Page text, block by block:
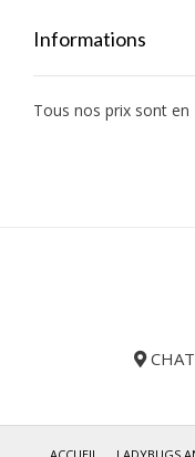
Informations
Tous nos prix sont en